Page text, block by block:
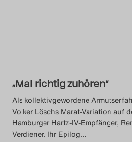
„Mal richtig zuhören“
Als kollektivgewordene
Volker Löschs Marat-Variation auf
Hamburger Hartz-IV-Empfänger,
Verdiener. Ihr Epilog…